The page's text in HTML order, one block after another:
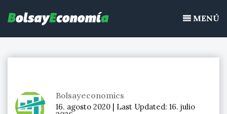
continuo, acciones de bolsa
contenidoMENÚ
Bolsayeconomics
16. agosto 2020 | Last Updated: 16. julio